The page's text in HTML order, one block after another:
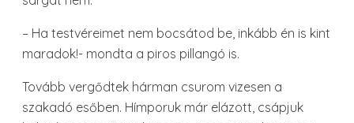
– Ha testvéreimet nem bocsátod be, inkább én is kint
maradok!- mondta a piros pillangó is.
Tovább vergődtek hárman csurom vizesen a
szakadó esőben. Hímporuk már elázott, csápjuk